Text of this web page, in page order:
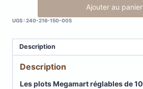
Plot
PVC
plats
Ajouter au panier
UGS :240-216-150-005
Description
Description
Les plots Megamart réglables de